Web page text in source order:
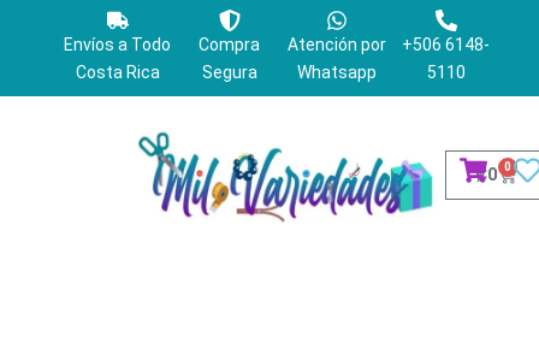
contenido
Envíos a Todo
Costa Rica
Compra
Segura
Atención por
Whatsapp
+506 6148-
5110
₡0 0
Cart